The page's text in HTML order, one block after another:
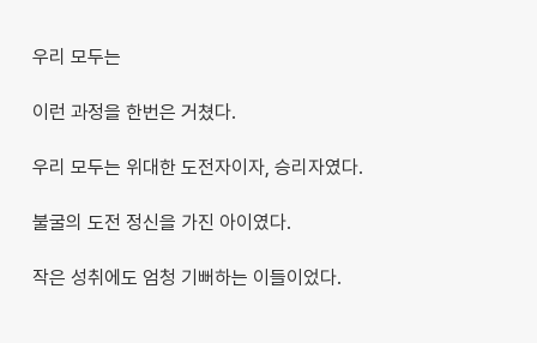
우리 모두는
이런 과정을 한번은 거쳤다.
우리 모두는 위대한 도전자이자, 승리자였다.
불굴의 도전 정신을 가진 아이였다.
작은 성취에도 엄청 기뻐하는 이들이었다.